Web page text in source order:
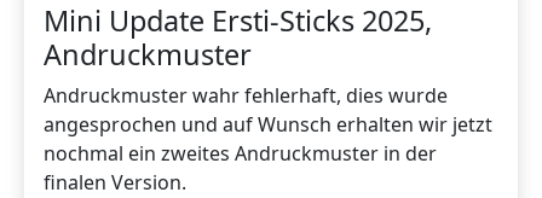
Mini Update Ersti-Sticks 2025,
Andruckmuster
Andruckmuster wahr fehlerhaft, dies wurde
angesprochen und auf Wunsch erhalten wir jetzt
nochmal ein zweites Andruckmuster in der
finalen Version.